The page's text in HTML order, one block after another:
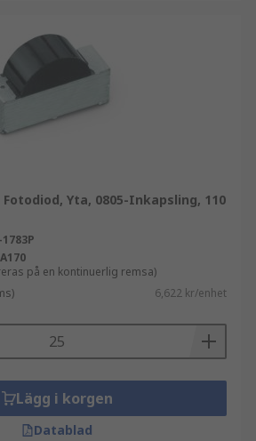
Yta, 0805-Inkapsling, 110
på en kontinuerlig remsa)
6,622 kr/enhet
Lägg i korgen
Datablad